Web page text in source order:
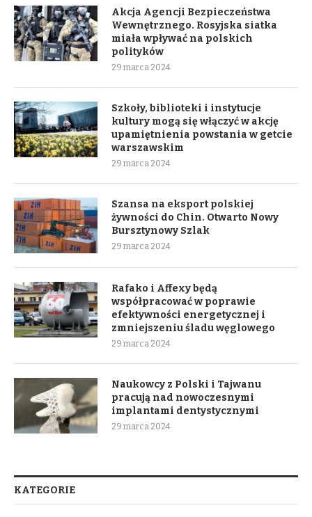
Akcja Agencji Bezpieczeństwa
Wewnętrznego. Rosyjska siatka
miała wpływać na polskich
polityków
29 marca 2024
Szkoły, biblioteki i instytucje
kultury mogą się włączyć w akcję
upamiętnienia powstania w getcie
warszawskim
29 marca 2024
Szansa na eksport polskiej
żywności do Chin. Otwarto Nowy
Bursztynowy Szlak
29 marca 2024
Rafako i Affexy będą
współpracować w poprawie
efektywności energetycznej i
zmniejszeniu śladu węglowego
29 marca 2024
Naukowcy z Polski i Tajwanu
pracują nad nowoczesnymi
implantami dentystycznymi
29 marca 2024
KATEGORIE